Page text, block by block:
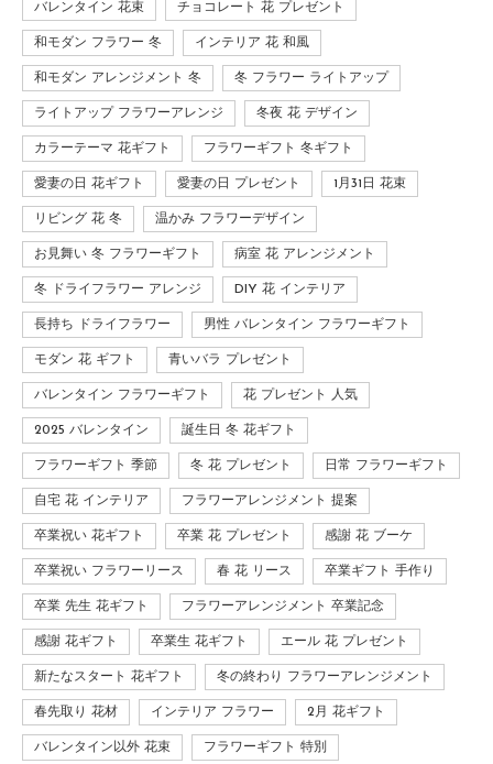
バレンタイン 花束 チョコレート 花 プレゼント
和モダン フラワー 冬 インテリア 花 和風
和モダン アレンジメント 冬 冬 フラワー ライトアップ
ライトアップ フラワーアレンジ 冬夜 花 デザイン
カラーテーマ 花ギフト フラワーギフト 冬ギフト
愛妻の日 花ギフト 愛妻の日 プレゼント 1月31日 花束
リビング 花 冬 温かみ フラワーデザイン
お見舞い 冬 フラワーギフト 病室 花 アレンジメント
冬 ドライフラワー アレンジ DIY 花 インテリア
長持ち ドライフラワー 男性 バレンタイン フラワーギフト
モダン 花 ギフト 青いバラ プレゼント
バレンタイン フラワーギフト 花 プレゼント 人気
2025 バレンタイン 誕生日 冬 花ギフト
フラワーギフト 季節 冬 花 プレゼント 日常 フラワーギフト
自宅 花 インテリア フラワーアレンジメント 提案
卒業祝い 花ギフト 卒業 花 プレゼント 感謝 花 ブーケ
卒業祝い フラワーリース 春 花 リース 卒業ギフト 手作り
卒業 先生 花ギフト フラワーアレンジメント 卒業記念
感謝 花ギフト 卒業生 花ギフト エール 花 プレゼント
新たなスタート 花ギフト 冬の終わり フラワーアレンジメント
春先取り 花材 インテリア フラワー 2月 花ギフト
バレンタイン以外 花束 フラワーギフト 特別